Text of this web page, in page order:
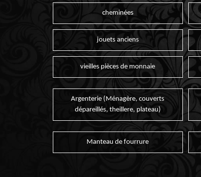
cheminées
jouets anciens
vieilles pièces de monnaie
Argenterie (Ménagère, couverts
dépareillés, theillere, plateau)
Manteau de fourrure